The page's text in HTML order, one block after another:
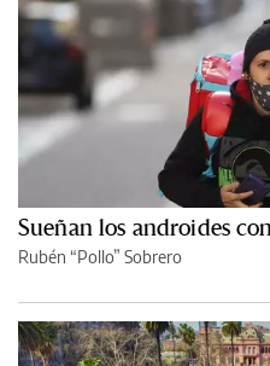
Sueñan los androides
Rubén “Pollo” Sobrero